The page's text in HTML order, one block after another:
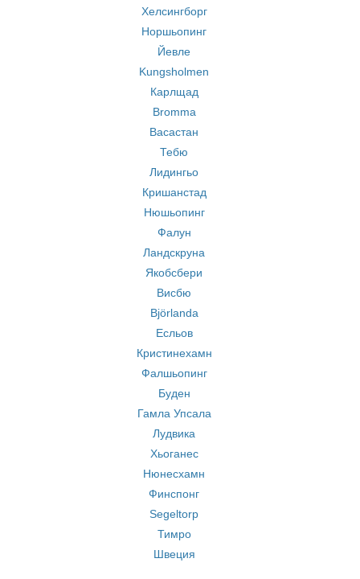
Хелсингборг
Норшьопинг
Йевле
Kungsholmen
Карлщад
Bromma
Васастан
Тебю
Лидингьо
Кришанстад
Нюшьопинг
Фалун
Ландскруна
Якобсбери
Висбю
Björlanda
Есльов
Кристинехамн
Фалшьопинг
Буден
Гамла Упсала
Лудвика
Хьоганес
Нюнесхамн
Финспонг
Segeltorp
Тимро
Швеция